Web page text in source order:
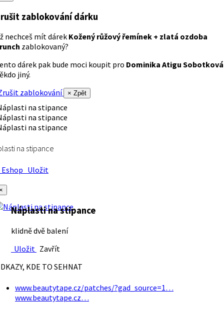
zablokování dárku
nechceš mít dárek Kožený růžový řemínek + zlatá ozdoba
zablokovaný?
dárek pak bude moci koupit pro Dominika Atigu Sobotková
jiný.
zablokování
× Zpět
na stipance
Uložit
Náplasti na stipance
klidně dvě balení
Uložit Zavřít
KDE TO SEHNAT
www.beautytape.cz/patches/?gad_source=1…
www.beautytape.cz…